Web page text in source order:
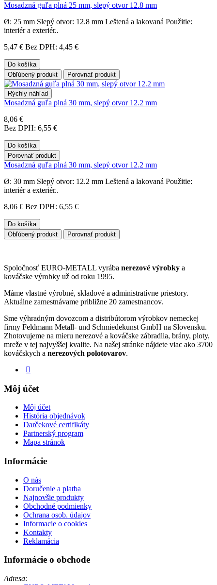
Mosadzná guľa plná 25 mm, slepý otvor 12.8 mm
Ø: 25 mm Slepý otvor: 12.8 mm Leštená a lakovaná Použitie:
interiér a exteriér..
5,47 € Bez DPH: 4,45 €
Do košíka
Obľúbený produkt
Porovnať produkt
Rýchly náhľad
Mosadzná guľa plná 30 mm, slepý otvor 12.2 mm
8,06 €
Bez DPH: 6,55 €
Do košíka
Porovnať produkt
Mosadzná guľa plná 30 mm, slepý otvor 12.2 mm
Ø: 30 mm Slepý otvor: 12.2 mm Leštená a lakovaná Použitie:
interiér a exteriér..
8,06 € Bez DPH: 6,55 €
Do košíka
Obľúbený produkt
Porovnať produkt
Spoločnosť EURO-METALL vyrába nerezové výrobky a
kováčske výrobky už od roku 1995.
Máme vlastné výrobné, skladové a administratívne priestory.
Aktuálne zamestnávame približne 20 zamestnancov.
Sme výhradným dovozcom a distribútorom výrobkov nemeckej
firmy Feldmann Metall- und Schmiedekunst GmbH na Slovensku.
Zhotovujeme na mieru nerezové a kováčske zábradlia, brány, ploty,
mreže v tej najvyššej kvalite. Na našej stránke nájdete viac ako 3700
kováčskych a nerezových polotovarov.
Môj účet
Môj účet
História objednávok
Darčekové certifikáty
Partnerský program
Mapa stránok
Informácie
O nás
Doručenie a platba
Najnovšie produkty
Obchodné podmienky
Ochrana osob. údajov
Informacie o cookies
Kontakty
Reklamácia
Informácie o obchode
Adresa: